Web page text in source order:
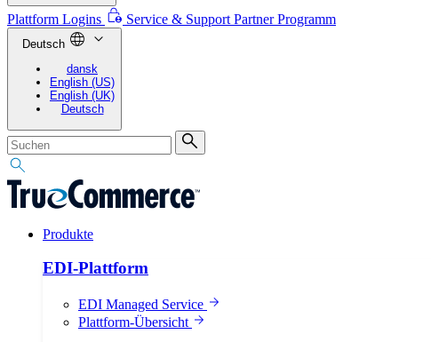
Plattform Logins Service & Support Partner Programm
Deutsch
dansk
English (US)
English (UK)
Deutsch
Produkte
EDI-Plattform
EDI Managed Service
Plattform-Übersicht